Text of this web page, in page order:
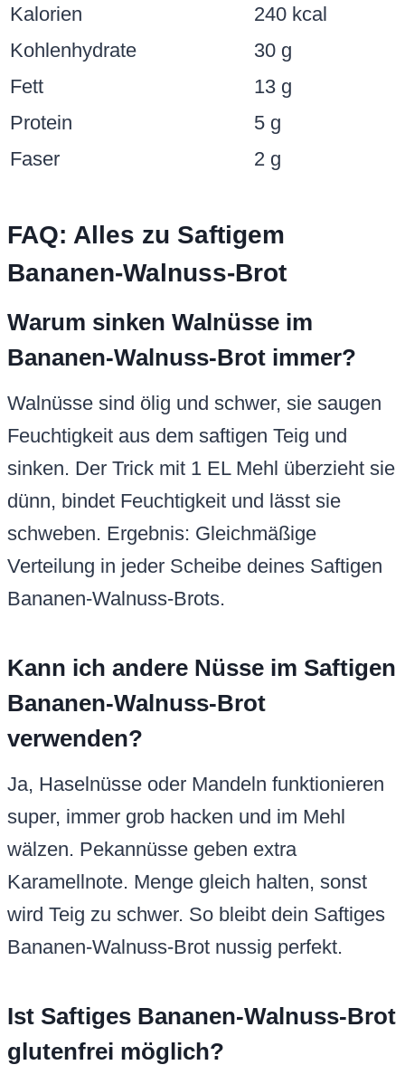
Kalorien
240 kcal
Kohlenhydrate
30 g
Fett
13 g
Protein
5 g
Faser
2 g
FAQ: Alles zu Saftigem
Bananen-Walnuss-Brot
Warum sinken Walnüsse im
Bananen-Walnuss-Brot immer?
Walnüsse sind ölig und schwer, sie saugen
Feuchtigkeit aus dem saftigen Teig und
sinken. Der Trick mit 1 EL Mehl überzieht sie
dünn, bindet Feuchtigkeit und lässt sie
schweben. Ergebnis: Gleichmäßige
Verteilung in jeder Scheibe deines Saftigen
Bananen-Walnuss-Brots.
Kann ich andere Nüsse im Saftigen
Bananen-Walnuss-Brot
verwenden?
Ja, Haselnüsse oder Mandeln funktionieren
super, immer grob hacken und im Mehl
wälzen. Pekannüsse geben extra
Karamellnote. Menge gleich halten, sonst
wird Teig zu schwer. So bleibt dein Saftiges
Bananen-Walnuss-Brot nussig perfekt.
Ist Saftiges Bananen-Walnuss-Brot
glutenfrei möglich?